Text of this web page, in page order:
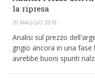
la ripresa
20 MAGGIO 2018
Analisi sul prezzo
grigio ancora in una
avrebbe buoni spunti